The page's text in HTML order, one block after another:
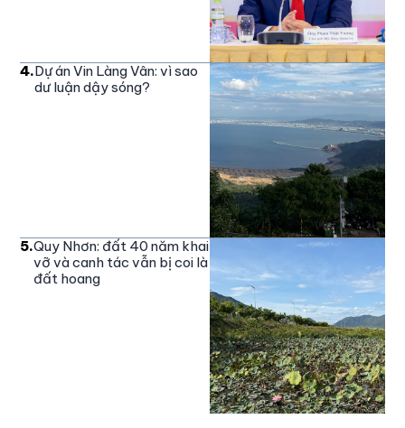
4.Dự án Vin Làng Vân: vì sao
dư luận dậy sóng?
5.Quy Nhơn: đất 40 năm khai
vỡ và canh tác vẫn bị coi là
đất hoang